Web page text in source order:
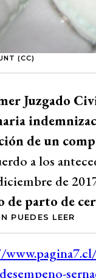
(CC)
Juzgado
de un
a los
de
de parto de
PUEDES LEER